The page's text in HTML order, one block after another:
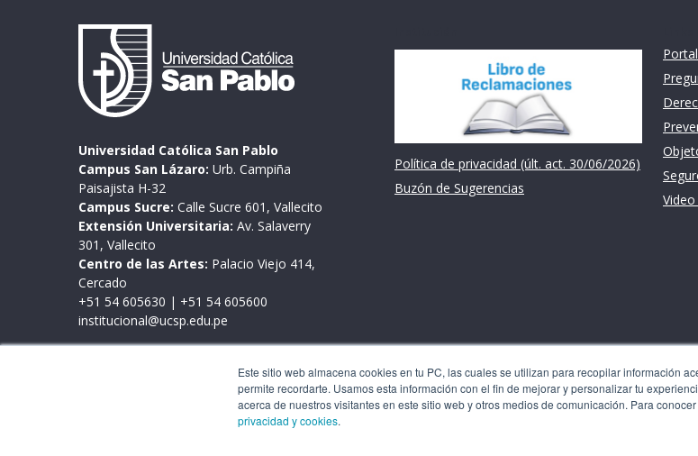
Este sitio web almacena cookies en tu PC, las cuales se utilizan para recopilar información
permite recordarte. Usamos esta información con el fin de mejorar y personalizar tu
acerca de nuestros visitantes en este sitio web y otros medios de comunicación. Para
privacidad y cookies.
Universidad Católica San Pablo
Campus San Lázaro: Urb. Campiña
Paisajista H-32
Campus Sucre: Calle Sucre 601, Vallecito
Extensión Universitaria: Av. Salaverry
301, Vallecito
Centro de las Artes: Palacio Viejo 414,
Cercado
+51 54 605630 | +51 54 605600
institucional@ucsp.edu.pe
Lunes a viernes de 9:00 a 17:00 horas
Política de privacidad (últ. act. 30/06/2026)
Buzón de Sugerencias
Este sitio web almacena cookies en tu PC, las cuales se utilizan para recopilar información
interacción con nuestro sitio web y nos permite recordarte. Usamos esta información con